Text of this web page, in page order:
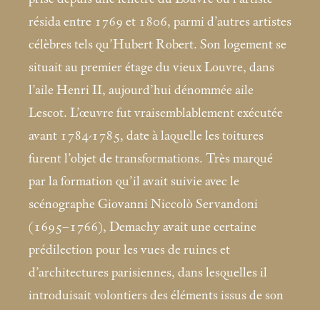
résida entre 1769 et 1806, parmi d’autres artistes
célèbres tels qu’Hubert Robert. Son logement se
situait au premier étage du vieux Louvre, dans
l’aile Henri II, aujourd’hui dénommée aile
Lescot. L’œuvre fut vraisemblablement exécutée
avant 1784-1785, date à laquelle les toitures
furent l’objet de transformations. Très marqué
par la formation qu’il avait suivie avec le
scénographe Giovanni Niccolò Servandoni
(1695–1766), Demachy avait une certaine
prédilection pour les vues de ruines et
d’architectures parisiennes, dans lesquelles il
introduisait volontiers des éléments issus de son